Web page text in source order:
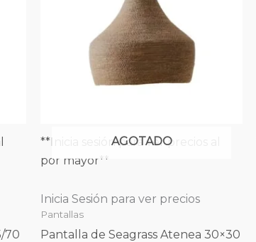
70
AGOTADO
**Inicia sesión para ver precios al
por mayor**
Inicia Sesión para ver precios
Pantallas
Pantalla de Seagrass Atenea 30×30